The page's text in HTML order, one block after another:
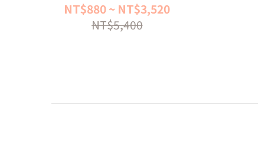
NT$880 ~ NT$3,520
NT$5,400